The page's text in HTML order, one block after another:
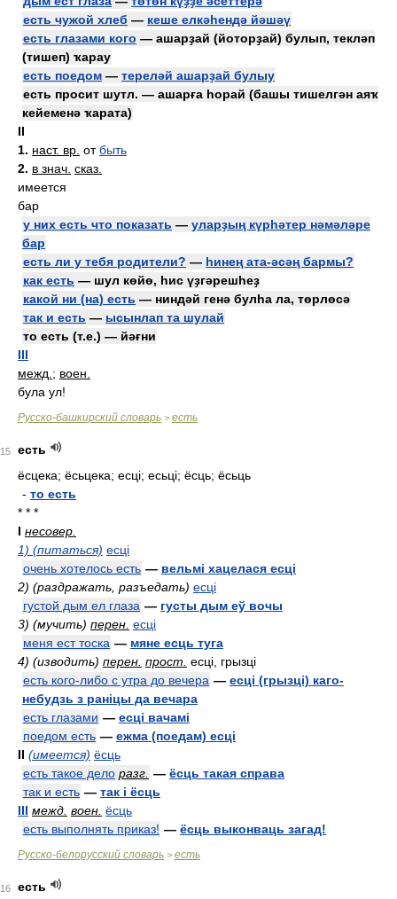
есть чужой хлеб — кеше елкәһендә йәшәү
есть глазами кого — ашарҙай (йоторҙай) булып, текләп
(тишеп) ҡарау
есть поедом — тереләй ашарҙай булыу
есть просит шутл. — ашарға һорай (башы тишелгән аяҡ
кейеменә ҡарата)
II
1. наст. вр. отбыть
2. в знач. сказ.
имеется
бар
у них есть что показать — уларҙың күрһәтер нәмәләре
бар
есть ли у тебя родители? — һинең ата-әсәң бармы?
как есть — шул көйө, һис үҙгәрешһеҙ
какой ни (на) есть — ниндәй генә булһа ла, төрлөсә
так и есть — ысынлап та шулай
то есть (т.е.) — йәғни
III
межд. ; воен.
була ул!
Русско-башкирский словарь > есть
15
есть
ёсцека; ёсьцека; есці; есьці; ёсць; ёсьць
- то есть
* * *
I несовер.
1) (питаться) есці
очень хотелось есть — вельмі хацелася есці
2) (раздражать, разъедать) есці
густой дым ел глаза — густы дым еў вочы
3) (мучить) перен. есці
меня ест тоска — мяне есць туга
4) (изводить) перен. прост. есці, грызці
есть кого-либо с утра до вечера — есці (грызці) каго-
небудзь з раніцы да вечара
есть глазами — есці вачамі
поедом есть — ежма (поедам) есці
II (имеется) ёсць
есть такое дело разг. — ёсць такая справа
так и есть — так і ёсць
III межд. воен. ёсць
есть выполнять приказ! — ёсць выконваць загад!
Русско-белорусский словарь > есть
16
есть